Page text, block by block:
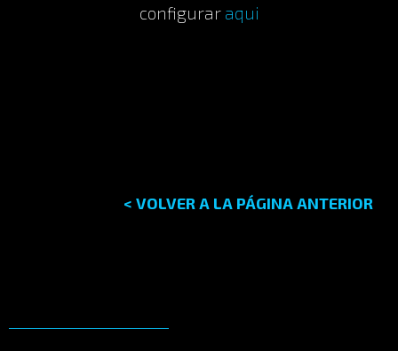
configurar aqui
< VOLVER A LA PÁGINA ANTERIOR